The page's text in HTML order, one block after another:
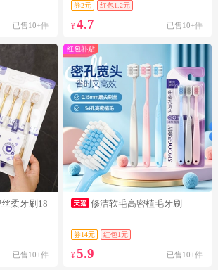
已售10+件
券2元 红包1.2元
¥4.7 已售10+件
柔牙刷18
已售10+件
红包补贴
修洁软毛高密植毛牙刷
券14元 红包1元
¥5.9 已售10+件